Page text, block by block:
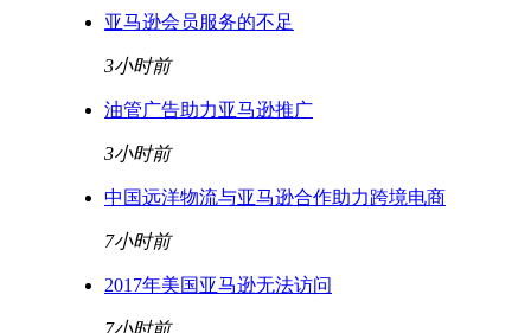
亚马逊会员服务的不足
3小时前
油管广告助力亚马逊推广
3小时前
中国远洋物流与亚马逊合作助力跨境电商
7小时前
2017年美国亚马逊无法访问